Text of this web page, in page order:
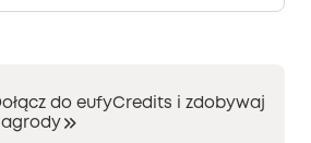
do eufyCredits i zdobywaj